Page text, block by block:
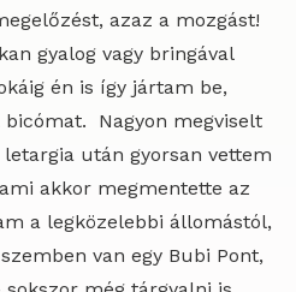
azaz a mozgást!
gyalog vagy bringával
én is így jártam be,
Nagyon megviselt
után gyorsan vettem
akkor megmentette az
a legközelebbi állomástól,
van egy Bubi Pont,